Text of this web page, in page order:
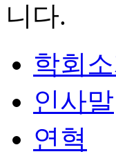
니다.
학회
인사말
연혁